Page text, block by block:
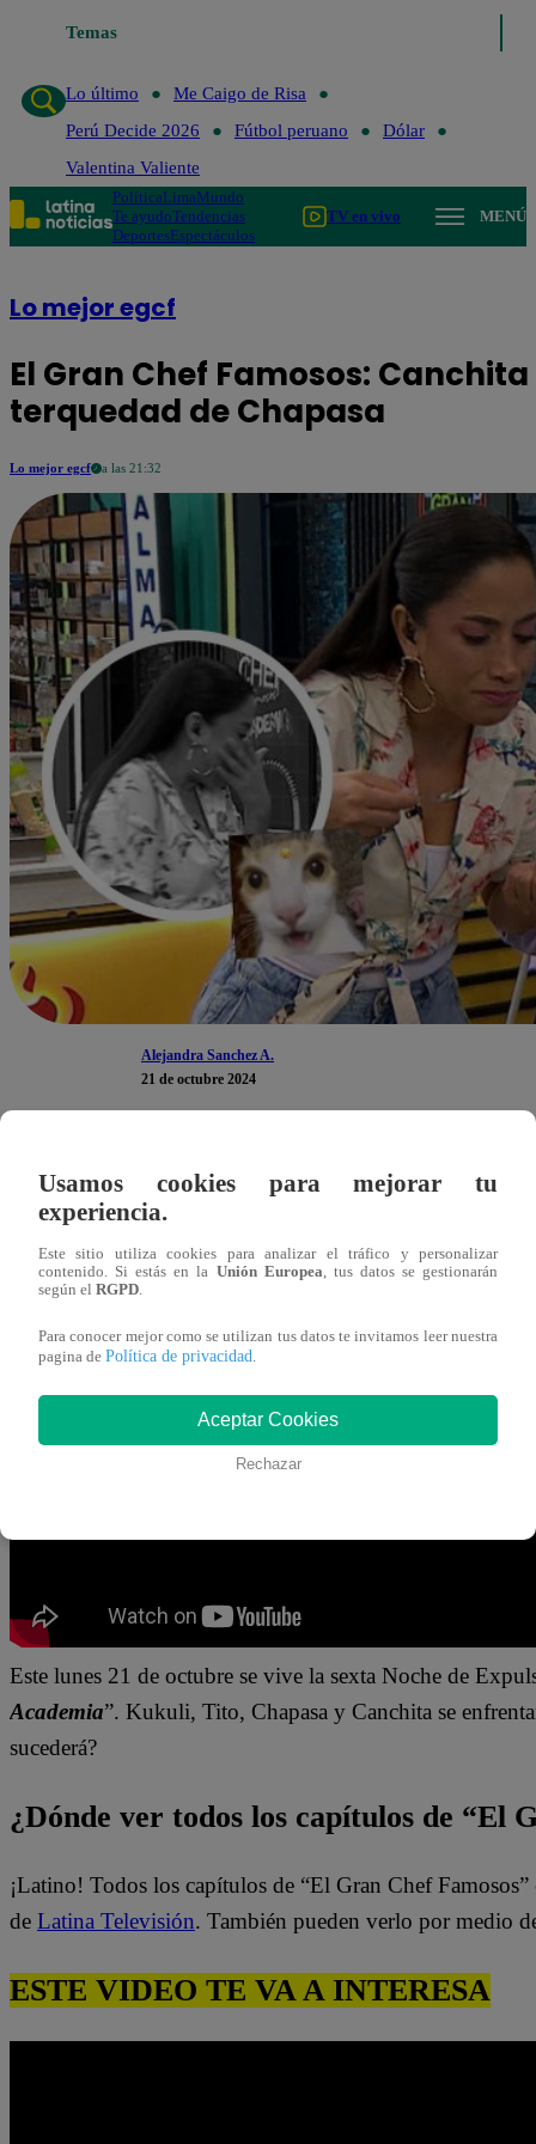
Temas
Lo último
Me Caigo de Risa
Perú Decide 2026
Fútbol peruano
Dólar
Valentina Valiente
PolíticaLimaMundo
Te ayudoTendencias
DeportesEspectáculos
TV en vivo MENÚ
Lo mejor egcf
El Gran Chef Famosos: Canchita
terquedad de Chapasa
Lo mejor egcf a las 21:32
Alejandra Sanchez A.
21 de octubre 2024
Famoso, La Academia
”. Pero la locutora terminó
Lo único que le había indicado la participante era
actor de “Pituca sin Lucas” le hizo muchas veces la
Esto desesperó a Canchita, quien le respondió
Hasta la miss Nelly te ha dicho que sí”.“Bueno…
Este lunes 21 de octubre se vive la sexta Noche de
Academia”. Kukuli, Tito, Chapasa y Canchita se
sucederá?
¿Dónde ver todos los capítulos de “El
¡Latino! Todos los capítulos de “El Gran Chef
de Latina Televisión. También pueden verlo por medio
ESTE VIDEO TE VA A INTERESA
Usamos cookies para mejorar tu
experiencia.
Este sitio utiliza cookies para analizar el tráfico y personalizar
contenido. Si estás en la Unión Europea, tus datos se gestionarán
según el RGPD.
Para conocer mejor como se utilizan tus datos te invitamos leer nuestra
pagina de Política de privacidad.
Aceptar Cookies
Rechazar